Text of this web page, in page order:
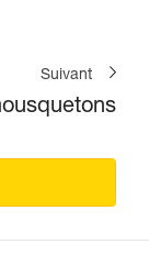
Suivant